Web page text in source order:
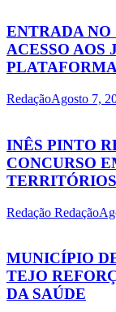
ENTRADA NO
ACESSO AOS
RedaçãoAgosto 7,
INÊS PINTO
CONCURSO
Redação Redação
MUNICÍPIO
TEJO
DA SAÚDE